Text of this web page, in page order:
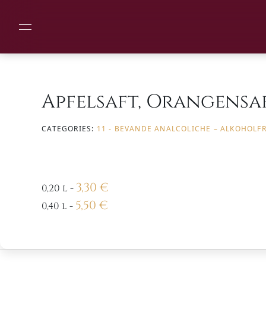
Apfelsaft,
CATEGORIES: 11 - BEVANDE ANALCOLICHE –
0,20 l - 3,30€
0,40 l - 5,50€